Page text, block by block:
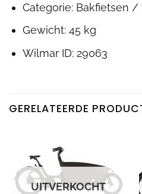
Categorie: Bakfietsen /
Gewicht: 45 kg
Wilmar ID: 29063
GERELATEERDE
UITVERKOCHT